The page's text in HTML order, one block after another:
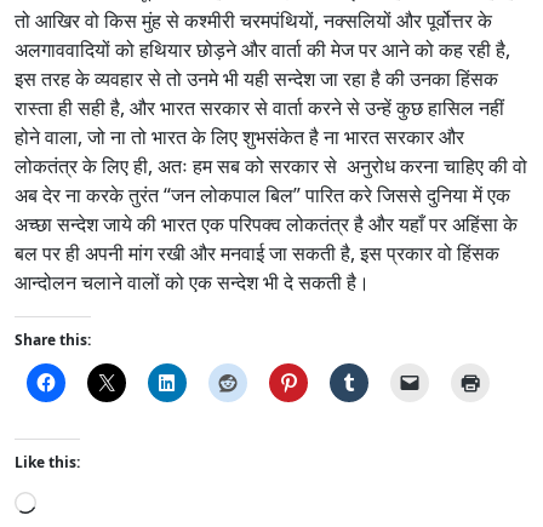
तो आखिर वो किस मुंह से कश्मीरी चरमपंथियों, नक्सलियों और पूर्वोत्तर के
अलगाववादियों को हथियार छोड़ने और वार्ता की मेज पर आने को कह रही है,
इस तरह के व्यवहार से तो उनमे भी यही सन्देश जा रहा है की उनका हिंसक
रास्ता ही सही है, और भारत सरकार से वार्ता करने से उन्हें कुछ हासिल नहीं
होने वाला, जो ना तो भारत के लिए शुभसंकेत है ना भारत सरकार और
लोकतंत्र के लिए ही, अतः हम सब को सरकार से अनुरोध करना चाहिए की वो
अब देर ना करके तुरंत “जन लोकपाल बिल” पारित करे जिससे दुनिया में एक
अच्छा सन्देश जाये की भारत एक परिपक्व लोकतंत्र है और यहाँ पर अहिंसा के
बल पर ही अपनी मांग रखी और मनवाई जा सकती है, इस प्रकार वो हिंसक
आन्दोलन चलाने वालों को एक सन्देश भी दे सकती है।
Share this:
Like this:
L